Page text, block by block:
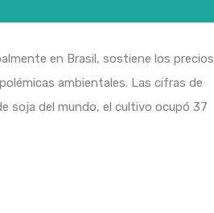
en Brasil, sostiene los precios
ambientales. Las cifras de
soja del mundo, el cultivo ocupó 37